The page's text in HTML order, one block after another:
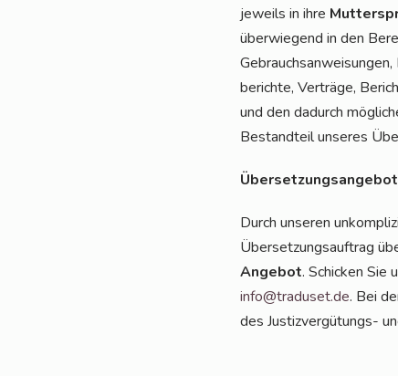
jeweils in ihre
über­wie­gend in den
be­rich­te, Ver­trä­ge,
und den dadurch
Bestand­teil unse­res
Über­set­zungs­an­ge­bot
Durch unse­ren
Über­set­zungs­auf­trag
Ange­bot. Schi­cken Sie
info@traduset.de. Bei
des Jus­tiz­ver­gü­tungs-